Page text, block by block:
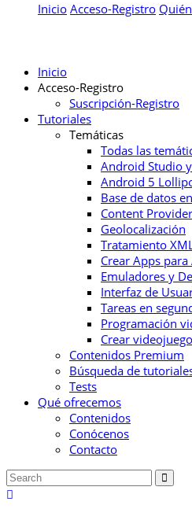
Inicio Acceso-Registro
Inicio
Acceso-Registro
Suscripción-Registro
Tutoriales
Temáticas
Todas las
Android Studio
Android 5
Base de datos
Content
Geolocalización
Tratamiento
Crear Apps
Emuladores y
Interfaz de
Tareas en
Programación
Crear
Contenidos Premium
Búsqueda de
Tests
Qué ofrecemos
Contenidos
Conócenos
Contacto